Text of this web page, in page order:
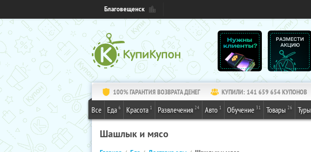
Благовещенск
100% ГАРАНТИЯ ВОЗВРАТА ДЕНЕГ КУПИЛИ: 141 659 654КУПОНОВ
Все Еда 6 Красота 1 Развлечения 24 Авто 1 Обучение 31 Товары 26 Туры
Шашлык и мясо